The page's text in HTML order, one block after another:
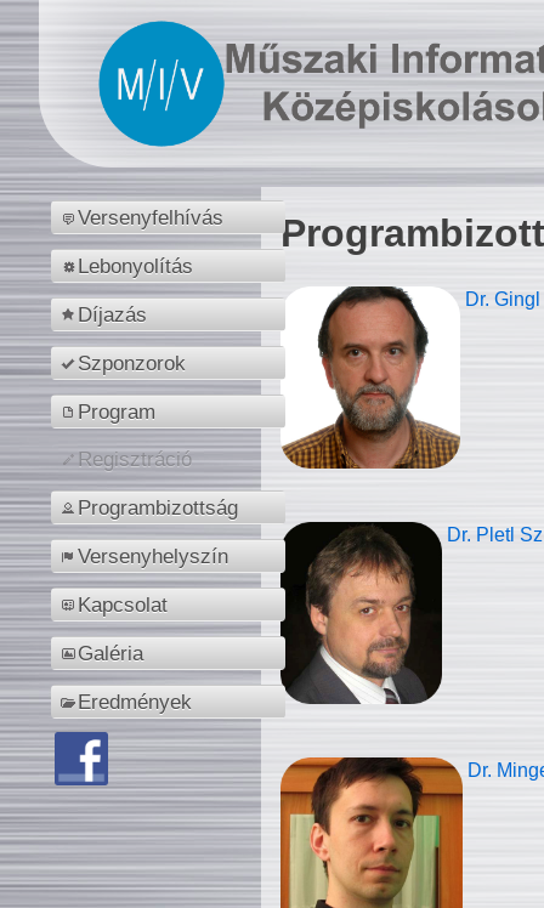
Versenyfelhívás
Lebonyolítás
Díjazás
Szponzorok
Program
Regisztráció
Programbizottság
Versenyhelyszín
Kapcsolat
Galéria
Eredmények
Dr.
Dr. Pletl
Dr.